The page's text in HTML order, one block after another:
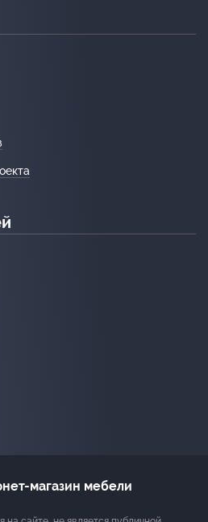
магазин мебели